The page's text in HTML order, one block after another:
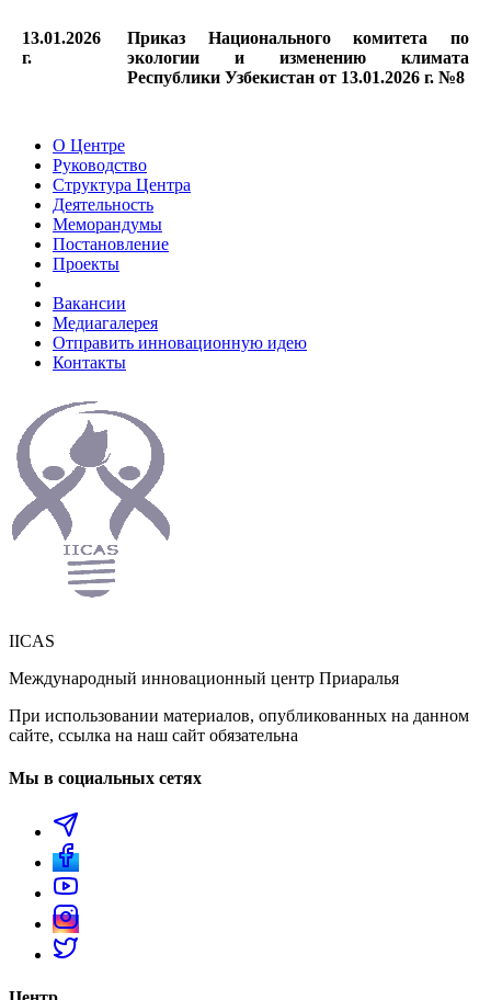
13.01.2026
г.
Приказ Национального комитета по
экологии и изменению климата
Республики Узбекистан от 13.01.2026 г. №8
О Центре
Руководство
Структура Центра
Деятельность
Меморандумы
Постановление
Проекты
Вакансии
Медиагалерея
Отправить инновационную идею
Контакты
IICAS
Международный инновационный центр Приаралья
При использовании материалов, опубликованных на данном
сайте, ссылка на наш сайт обязательна
Мы в социальных сетях